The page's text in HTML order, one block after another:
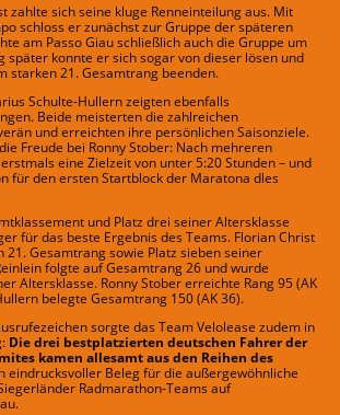
zahlte sich seine kluge Renneinteilung aus. Mit
schloss er zunächst zur Gruppe der späteren
am Passo Giau schließlich auch die Gruppe um
später konnte er sich sogar von dieser lösen und
starken 21. Gesamtrang beenden.
Schulte-Hullern zeigten ebenfalls
Beide meisterten die zahlreichen
und erreichten ihre persönlichen Saisonziele.
Freude bei Ronny Stober: Nach mehreren
eine Zielzeit von unter 5:20 Stunden – und
für den ersten Startblock der Maratona dles
und Platz drei seiner Altersklasse
für das beste Ergebnis des Teams. Florian Christ
21. Gesamtrang sowie Platz sieben seiner
folgte auf Gesamtrang 26 und wurde
Altersklasse. Ronny Stober erreichte Rang 95 (AK
belegte Gesamtrang 150 (AK 36).
sorgte das Team Velolease zudem in
Die drei bestplatzierten deutschen Fahrer der
kamen allesamt aus den Reihen des
eindrucksvoller Beleg für die außergewöhnliche
Radmarathon-Teams auf